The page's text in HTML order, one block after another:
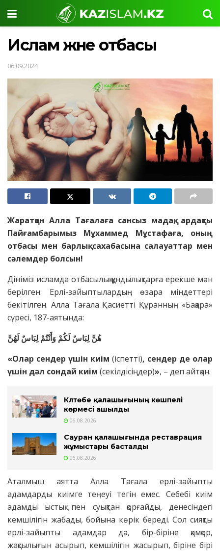
Ислам және отбасы
06.09.2024
Жаратқан Алла Тағалаға сансыз мадақ, ардақты
Пайғамбарымыз Мұхаммед Мұстафаға, оның
отбасы мен барлық сахабаcына салауаттар мен
сәлемдер болсын!
Дініміз исламда отбасылық құндылықтарға ерекше мән
берілген. Ерлі-зайыптылардың өзара міндеттері
бекітілген. Алла Тағала Қасиетті Құранның «Бақара»
сүресі, 187-аятында:
هُنَّ لِبَاسٌ لَكُمْ وَأَنْتُمْ لِبَاسٌ لَهُنَّ
«Олар сендер үшін киім (іспетті), сендер де олар
үшін дәл сондай киім (секілдісіңдер)», – деп айтқан.
Күлтөбе қалашығының көшпелі
көрмесі ашылды
06.08.2026
Сауран қалашығында реставрация
жұмыстары басталды
06.08.2026
Аталмыш аятта Алла Тағала ерлі-зайыпты
адамдарды киімге теңеуі тегін емес. Себебі киім
адамды ыстық пен суықтан қорғайды, денесіндегі
кемшілігін жабады, бойына көрік береді. Сол сияқты
ерлі-зайыпты адамдар да, бір-біріне қамқор,
жақсылығын асырып, кемшілігін жасырып, біріне бірі